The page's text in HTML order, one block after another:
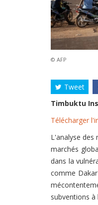
© AFP
Tweet
Timbuktu
Télécharger
L'analyse des
marchés
dans la
comme
subventions